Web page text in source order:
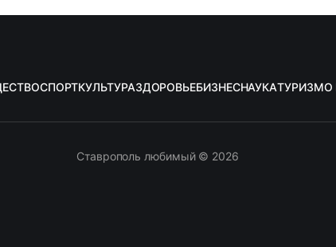
СПОРТКУЛЬТУРАЗДОРОВЬЕБИЗНЕСНАУКАТУРИЗМО
Ставрополь любимый © 2026